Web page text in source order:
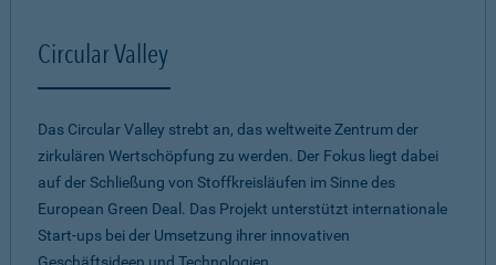
Circular Valley
Das Circular Valley strebt an, das weltweite Zentrum der
zirkulären Wertschöpfung zu werden. Der Fokus liegt dabei
auf der Schließung von Stoffkreisläufen im Sinne des
European Green Deal. Das Projekt unterstützt internationale
Start-ups bei der Umsetzung ihrer innovativen